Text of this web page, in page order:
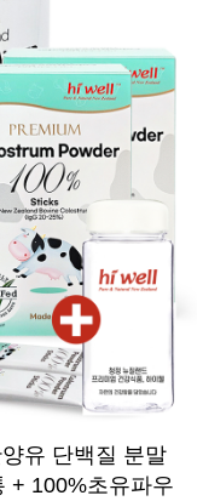
유 단백질 분말
+ 100%초유파우